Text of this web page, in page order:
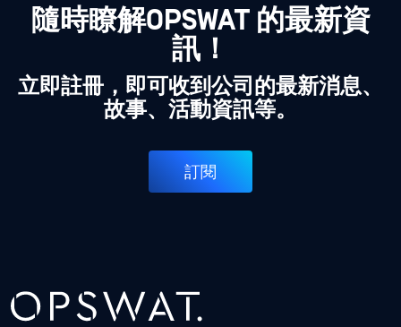
隨時瞭解OPSWAT 的最新資
訊！
立即註冊，即可收到公司的最新消息、
故事、活動資訊等。
訂閱